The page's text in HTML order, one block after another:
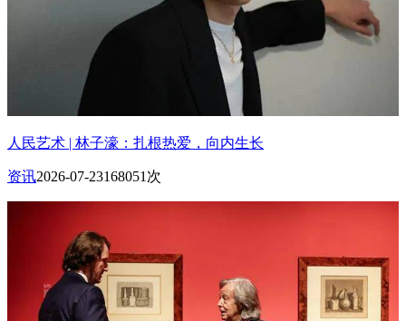
人民艺术 | 林子濠：扎根热爱，向内生长
资讯2026-07-23168051次